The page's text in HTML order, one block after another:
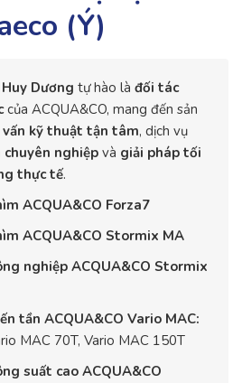
(Ý)
Dương tự hào là đối tác
của ACQUA&CO, mang đến sản
kỹ thuật tận tâm, dịch vụ
chuyên nghiệpvà giải pháp tối
thực tế.
ACQUA&CO Forza7
ACQUA&CO Stormix MA
nghiệp ACQUA&CO Stormix
tần ACQUA&CO Vario MAC:
MAC 70T, Vario MAC 150T
suất cao ACQUA&CO